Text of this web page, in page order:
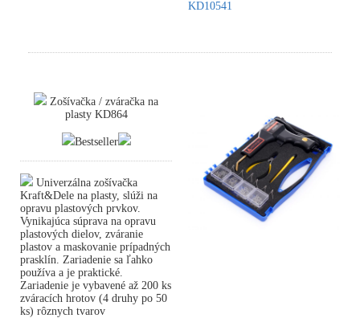
KD10541
Zošívačka / zváračka na
plasty KD864
Bestseller
Univerzálna zošívačka
Kraft&Dele na plasty, slúži na
opravu plastových prvkov.
Vynikajúca súprava na opravu
plastových dielov, zváranie
plastov a maskovanie prípadných
prasklín. Zariadenie sa ľahko
používa a je praktické.
Zariadenie je vybavené až 200 ks
zváracích hrotov (4 druhy po 50
ks) rôznych tvarov